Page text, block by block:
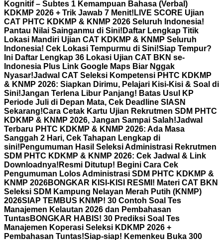
Kognitif – Subtes 1 Kemampuan Bahasa (Verbal)
KDKMP 2026 + Trik Jawab 7 Menit! LIVE SCORE Ujian
CAT PHTC KDKMP & KNMP 2026 Seluruh Indonesia!
Pantau Nilai Sainganmu di Sini! Daftar Lengkap Titik
Lokasi Mandiri Ujian CAT KDKMP & KNMP Seluruh
Indonesia! Cek Lokasi Tempurmu di Sini!Siap Tempur?
Ini Daftar Lengkap 36 Lokasi Ujian CAT BKN se-
Indonesia Plus Link Google Maps Biar Nggak
Nyasar!Jadwal CAT Seleksi Kompetensi PHTC KDKMP
& KNMP 2026: Siapkan Dirimu, Pelajari Kisi-Kisi & Soal di
Sini!Jangan Terlena Libur Panjang! Batas Usul KP
Periode Juli di Depan Mata, Cek Deadline SIASN
Sekarang!Cara Cetak Kartu Ujian Rekrutmen SDM PHTC
KDKMP & KNMP 2026, Jangan Sampai Salah!Jadwal
Terbaru PHTC KDKMP & KNMP 2026: Ada Masa
Sanggah 2 Hari, Cek Tahapan Lengkap di
sini! Pengumuman Hasil Seleksi Administrasi Rekrutmen
SDM PHTC KDKMP & KNMP 2026: Cek Jadwal & Link
Downloadnya! Resmi Ditutup! Begini Cara Cek
Pengumuman Lolos Administrasi SDM PHTC KDKMP &
KNMP 2026BONGKAR KISI-KISI RESMI! Materi CAT BKN
Seleksi SDM Kampung Nelayan Merah Putih (KNMP)
2026SIAP TEMBUS KNMP! 30 Contoh Soal Tes
Manajemen Kelautan 2026 dan Pembahasan
TuntasBONGKAR HABIS! 30 Prediksi Soal Tes
Manajemen Koperasi Seleksi KDKMP 2026 +
Pembahasan Tuntas!Siap-siap! Kemenkeu Buka 300